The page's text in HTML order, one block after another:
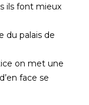
ils font mieux
du palais de
on met une
face se